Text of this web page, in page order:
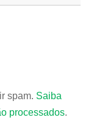
spam. Saiba
processados.